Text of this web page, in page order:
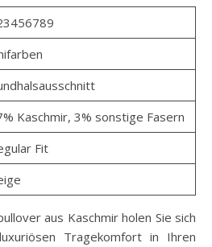
Kaschmir, 3% sonstige Fasern
Fit
aus Kaschmir holen Sie sich
Tragekomfort in Ihren